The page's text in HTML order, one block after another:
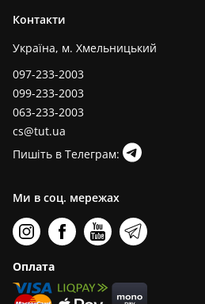
Контакти
Україна, м. Хмельницький
097-233-2003
099-233-2003
063-233-2003
cs@tut.ua
Пишіть в Телеграм:
Ми в соц. мережах
Оплата